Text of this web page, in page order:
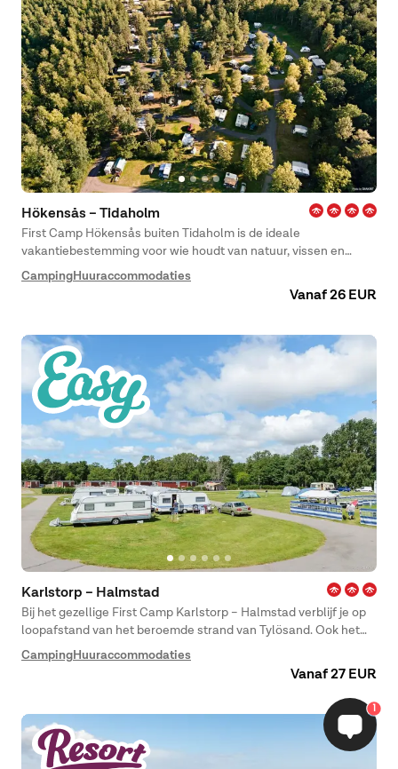
Hökensås – Tidaholm
First Camp Hökensås buiten Tidaholm is de ideale
vakantiebestemming voor wie houdt van natuur, vissen en
wandelen. De camping ligt prachtig in een nationaal park, vlak
bij het strand van het Vättern. Het gebied is erg populair om op
Camping Huuraccommodaties
Vanaf 26 EUR
Karlstorp – Halmstad
Bij het gezellige First Camp Karlstorp – Halmstad verblijf je op
loopafstand van het beroemde strand van Tylösand. Ook het
centrum van Halmstad ligt vlakbij. Hier kun je genieten van
alles, van zwemmen, vissen en windsurfen tot een potje
Camping Huuraccommodaties
Vanaf 27 EUR
1